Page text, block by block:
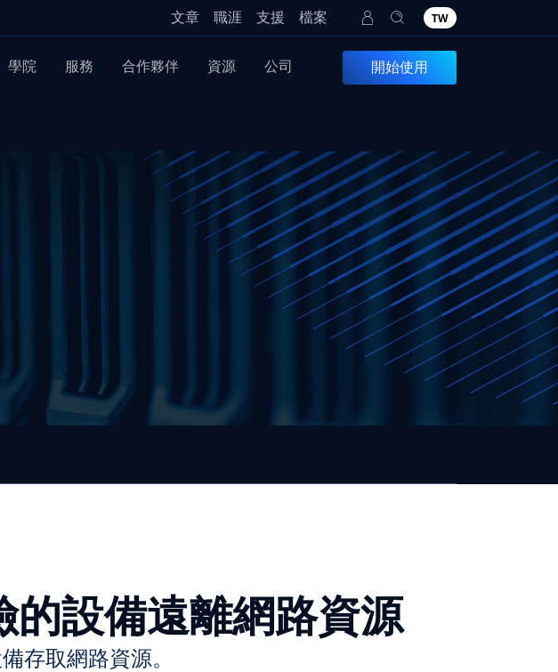
文章 職涯 支援 檔案 TW
學院 服務 合作夥伴 資源 公司 開始使用
的設備遠離網路資源
存取網路資源。